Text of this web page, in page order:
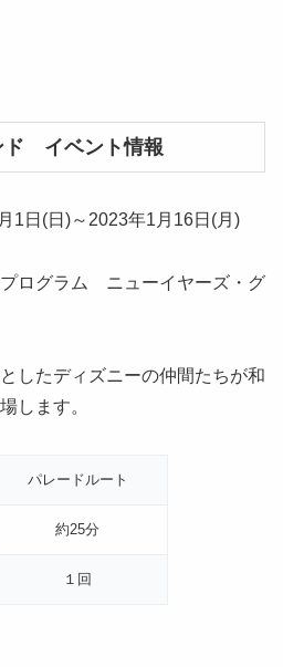
ド イベント情報
日(日)～2023年1月16日(月)
プログラム ニューイヤーズ・グ
したディズニーの仲間たちが和
します。
パレードルート
約25分
１回